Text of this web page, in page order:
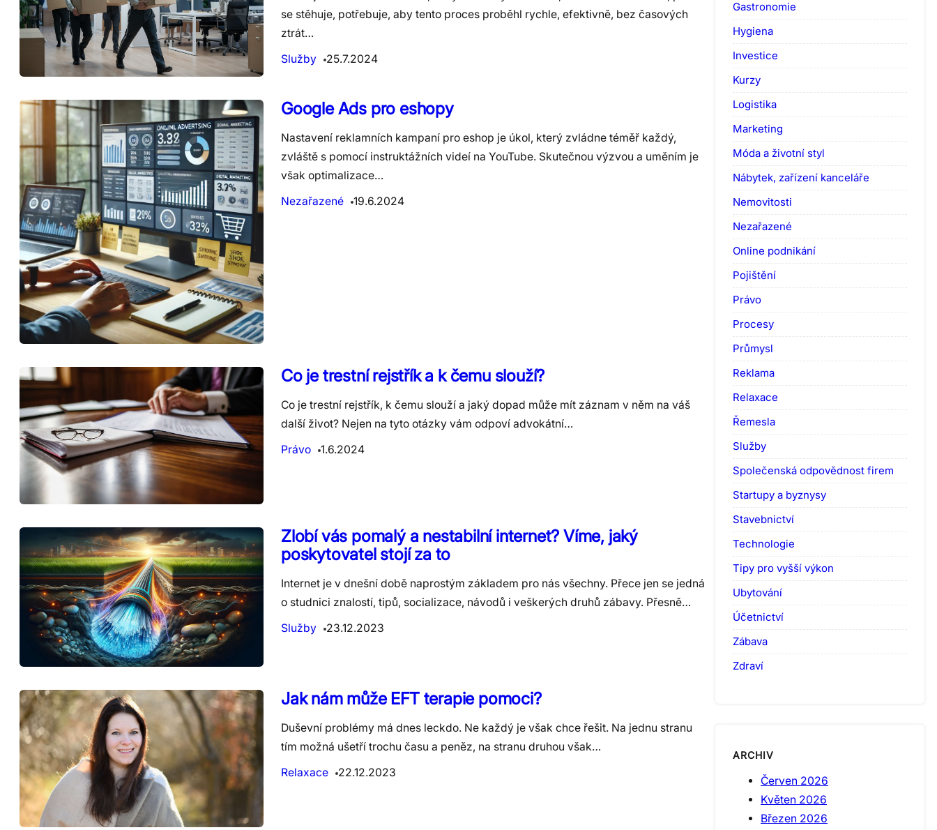
se stěhuje, potřebuje, aby tento proces proběhl rychle, efektivně, bez časových
ztrát…
Služby
25.7.2024
Google Ads pro eshopy
Nastavení reklamních kampaní pro eshop je úkol, který zvládne téměř každý,
zvláště s pomocí instruktážních videí na YouTube. Skutečnou výzvou a uměním je
však optimalizace…
Nezařazené
19.6.2024
Co je trestní rejstřík a k čemu slouží?
Co je trestní rejstřík, k čemu slouží a jaký dopad může mít záznam v něm na váš
další život? Nejen na tyto otázky vám odpoví advokátní…
Právo
1.6.2024
Zlobí vás pomalý a nestabilní internet? Víme, jaký
poskytovatel stojí za to
Internet je v dnešní době naprostým základem pro nás všechny. Přece jen se jedná
o studnici znalostí, tipů, socializace, návodů i veškerých druhů zábavy. Přesně…
Služby
23.12.2023
Jak nám může EFT terapie pomoci?
Duševní problémy má dnes leckdo. Ne každý je však chce řešit. Na jednu stranu
tím možná ušetří trochu času a peněz, na stranu druhou však…
Relaxace
22.12.2023
Gastronomie
Hygiena
Investice
Kurzy
Logistika
Marketing
Móda a životní styl
Nábytek, zařízení kanceláře
Nemovitosti
Nezařazené
Online podnikání
Pojištění
Právo
Procesy
Průmysl
Reklama
Relaxace
Řemesla
Služby
Společenská odpovědnost firem
Startupy a byznysy
Stavebnictví
Technologie
Tipy pro vyšší výkon
Ubytování
Účetnictví
Zábava
Zdraví
ARCHIV
Červen 2026
Květen 2026
Březen 2026